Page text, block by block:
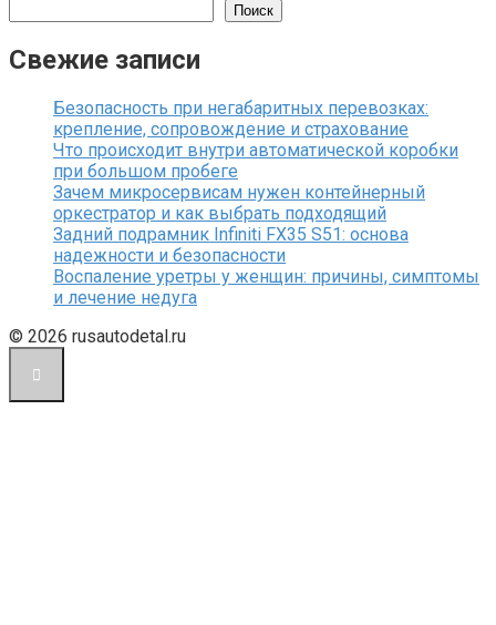
Поиск
Свежие записи
Безопасность при негабаритных перевозках:
крепление, сопровождение и страхование
Что происходит внутри автоматической коробки
при большом пробеге
Зачем микросервисам нужен контейнерный
оркестратор и как выбрать подходящий
Задний подрамник Infiniti FX35 S51: основа
надежности и безопасности
Воспаление уретры у женщин: причины, симптомы
и лечение недуга
© 2026 rusautodetal.ru